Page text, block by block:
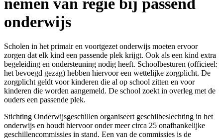
nemen van regie bij passend
onderwijs
Scholen in het primair en voortgezet onderwijs moeten ervoor
zorgen dat elk kind een passende plek krijgt. Ook als een kind extra
begeleiding en ondersteuning nodig heeft. Schoolbesturen (officieel:
het bevoegd gezag) hebben hiervoor een wettelijke zorgplicht. De
zorgplicht geldt voor kinderen die al op school zitten en voor
kinderen die worden aangemeld. De school zoekt in overleg met de
ouders een passende plek.
Stichting Onderwijsgeschillen organiseert geschilbeslechting in het
onderwijs en houdt hiervoor onder meer circa 25 onafhankelijke
geschillencommissies in stand. Een van de commissies is de